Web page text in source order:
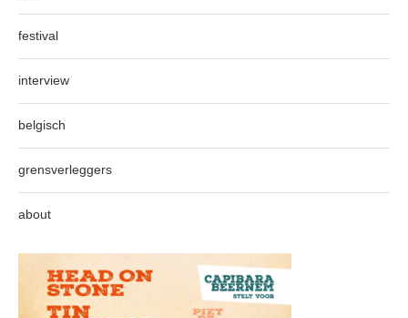
festival
interview
belgisch
grensverleggers
about